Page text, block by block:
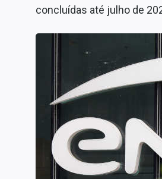
concluídas até julho de